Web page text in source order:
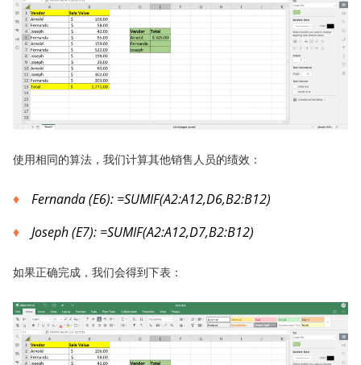
使用相同的算法，我们计算其他销售人员的绩效：
Fernanda(E6): =SUMIF(A2:A12,D6,B2:B12)
Joseph(E7): =SUMIF(A2:A12,D7,B2:B12)
如果正确完成，我们会得到下表：